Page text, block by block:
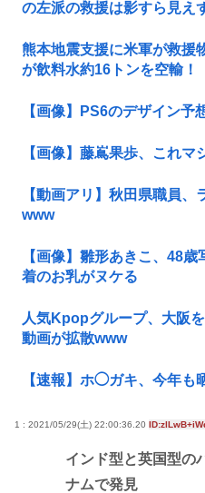
の左派の救援は影すら見え
熊本地震支援に米軍が救援
が飲料水約16トンを空輸！
【画像】PS6のデザイン予
【画像】藤嶌果歩、これマ
【動画アリ】秋田県職員
www
【画像】雛形あきこ、48
着のお乳がヌケる
人気Kpopグループ、大阪
動画が拡散www
【速報】ホ◯ガキ、今年も
1 : 2021/05/29(土) 22:00:36.20
インド型と英国型の
ナムで発見